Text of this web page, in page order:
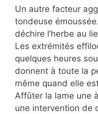
Un autre facteur
tondeuse
déchire l’herbe au
Les extrémités
quelques heures
donnent à toute la
même quand elle
Affûter la lame une
une intervention de